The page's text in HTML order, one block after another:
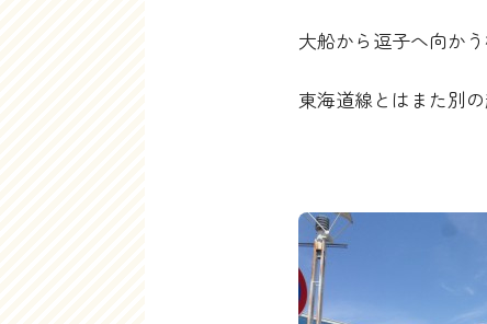
大船から逗子へ向かう
東海道線とはまた別